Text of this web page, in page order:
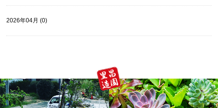
2026年04月 (0)